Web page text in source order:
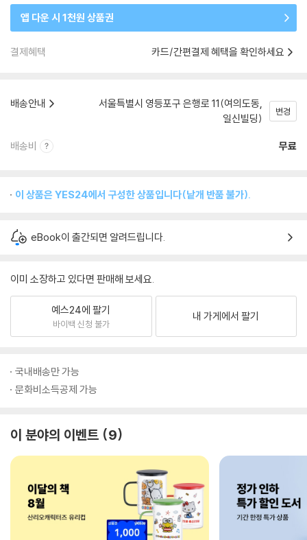
앱 다운 시 1천원 상품권
결제혜택 카드/간편결제 혜택을 확인하세요
배송안내
서울특별시 영등포구 은행로 11(여의도동,
일신빌딩)
변경
배송비 무료
이 상품은 YES24에서 구성한 상품입니다(낱개 반품 불가).
eBook이 출간되면 알려드립니다.
이미 소장하고 있다면 판매해 보세요.
예스24에 팔기
바이백 신청 불가
내 가게에서 팔기
국내배송만 가능
문화비소득공제 가능
이 분야의 이벤트 9